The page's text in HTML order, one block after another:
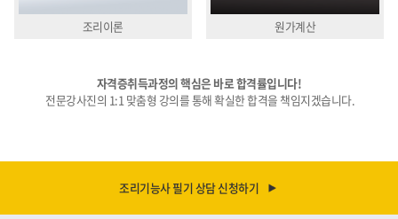
조리이론 원가계산
자격증취득과정의 핵심은 바로 합격률입니다!
전문강사진의 1:1 맞춤형 강의를 통해 확실한 합격을 책임지겠습니다.
조리기능사 필기 상담 신청하기